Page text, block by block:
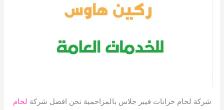
شركة لحام خزانات فيبر جلاس بالمزاحمية نحن افضل شركة لحام